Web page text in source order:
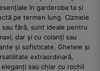
în garderoba ta și
pe termen lung. Cizmele
fără, sunt ideale pentru
dar și cu colanți sau
și sofisticate. Ghetele și
extraordinară,
sau chiar cu rochii